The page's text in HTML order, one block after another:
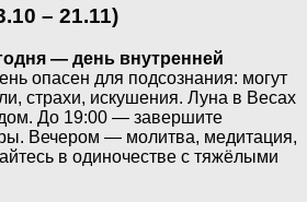
– 21.11)
— день внутренней
опасен для подсознания: могут
страхи, искушения. Луна в Весах
До 19:00 — завершите
Вечером — молитва, медитация,
в одиночестве с тяжёлыми